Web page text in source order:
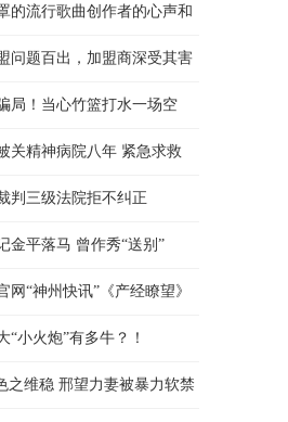
的流行歌曲创作者的心声和
问题百出，加盟商深受其害
局！当心竹篮打水一场空
关精神病院八年 紧急求救
判三级法院拒不纠正
金平落马 曾作秀“送别”
网“神州快讯”《产经瞭望》
“小火炮”有多牛？！
之维稳 邢望力妻被暴力软禁